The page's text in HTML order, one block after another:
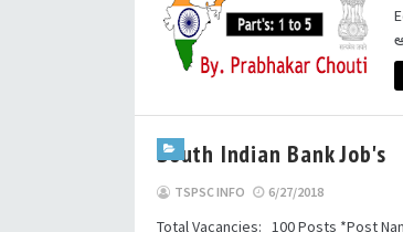
South Indian Bank Job's
TSPSC INFO 6/27/2018
Total Vacancies: 100 Posts *Post